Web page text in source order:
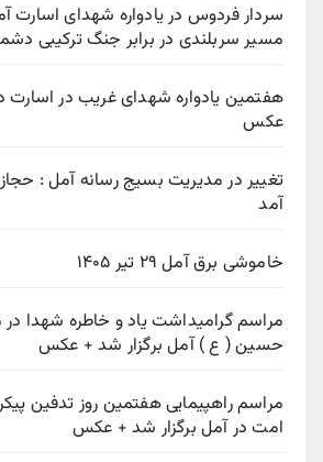
سردار فردوس در یادواره شهدای اسارت
مسیر سربلندی در برابر جنگ ترکیبی
هفتمین یادواره شهدای غریب در اسارت
عکس
تغییر در مدیریت بسیج رسانه آمل :
آمد
خاموشی برق آمل ۲۹ تیر ۱۴۰۵
مراسم گرامیداشت یاد و خاطره شهدا
حسین ( ع ) آمل برگزار شد + عکس
مراسم راهپیمایی هفتمین روز تدفین
امت در آمل برگزار شد + عکس